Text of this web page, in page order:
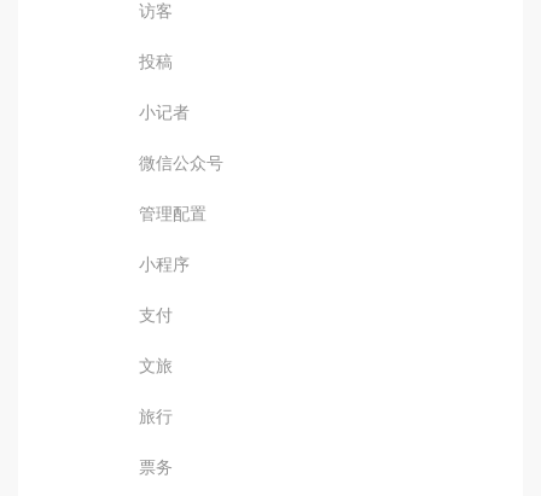
访客
投稿
小记者
微信公众号
管理配置
小程序
支付
文旅
旅行
票务